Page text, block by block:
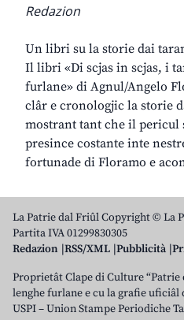
Redazion
Un libri su la storie dai
Il libri «Di scjas in scjas, i
furlane» di Agnul/Angelo
clâr e cronologjic la storie
mostrant tant che il pericul
presince costante inte
fortunade di Floramo e
La Patrie dal Friûl Copyright © La
Partita IVA 01299830305
Redazion RSS/XML Pubblicità
Proprietât Clape di Culture
lenghe furlane e cu la grafie uficiâl
USPI – Union Stampe Periodiche